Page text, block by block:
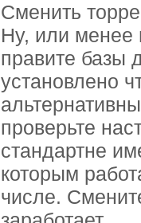
Сменить
Ну, или менее
правите базы
установлено
проверьте
стандартне
которым
числе.